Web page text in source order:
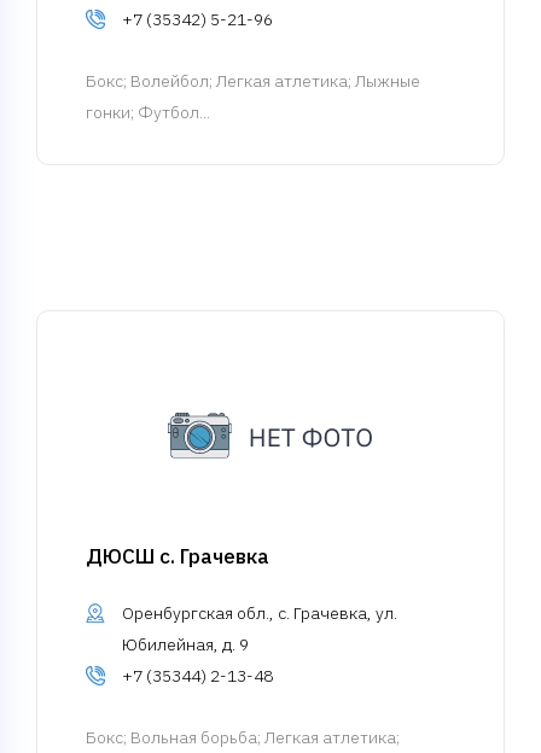
+7 (35342) 5-21-96
Бокс; Волейбол; Легкая атлетика; Лыжные
гонки; Футбол...
ДЮСШ с. Грачевка
Оренбургская обл., с. Грачевка, ул.
Юбилейная, д. 9
+7 (35344) 2-13-48
Бокс; Вольная борьба; Легкая атлетика;